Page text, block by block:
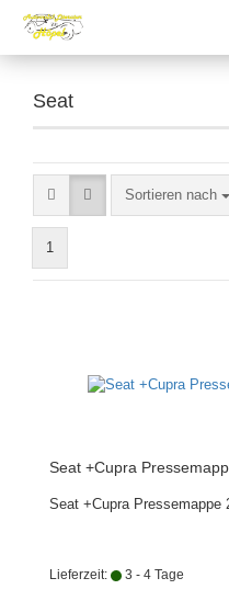
Seat
Sortieren nach
Sortieren nach
1
Seat +Cupra
Seat +Cupra Pressemappe
Lieferzeit: 3 - 4 Tage